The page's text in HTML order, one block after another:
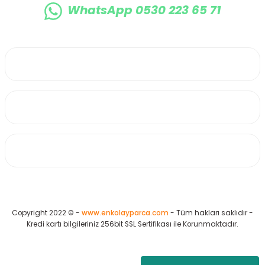
WhatsApp 0530 223 65 71
Copyright 2022 © - www.enkolayparca.com - Tüm hakları saklıdır -
Kredi kartı bilgileriniz 256bit SSL Sertifikası ile Korunmaktadır.